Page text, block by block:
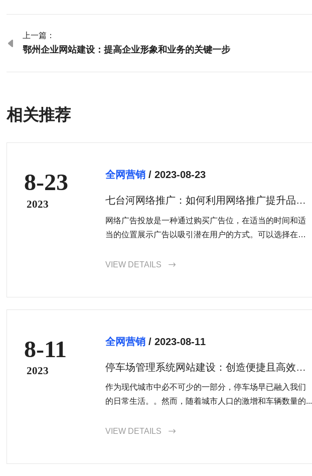

上一篇：
鄂州企业网站建设：提高企业形象和业务的关键一步
相关推荐
8-23
2023
全网营销/ 2023-08-23
七台河网络推广：如何利用网络推广提升品牌
知名度和销售业绩？
网络广告投放是一种通过购买广告位，在适当的时间和适
当的位置展示广告以吸引潜在用户的方式。可以选择在七
投放，增加品牌知名度和销售业绩。
VIEW DETAILS 
8-11
2023
全网营销/ 2023-08-11
停车场管理系统网站建设：创造便捷且高效的
停车体验
作为现代城市中必不可少的一部分，停车场早已融入我们
的日常生活。。然而，随着城市人口的激增和车辆数量的...
VIEW DETAILS 